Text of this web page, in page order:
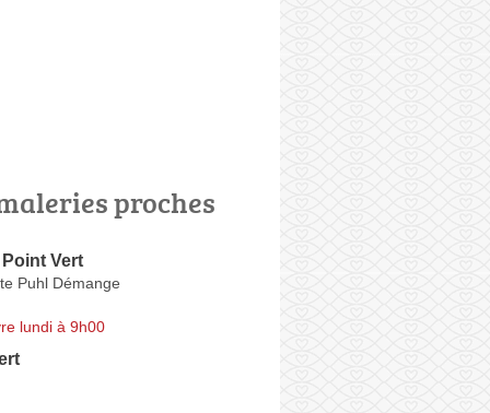
proches
Vert
Puhl Démange
lundi à 9h00